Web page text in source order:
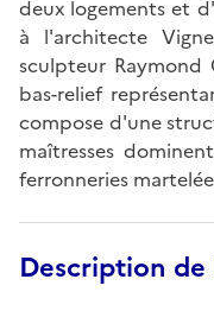
deux logements et
à l'architecte
sculpteur Raymond
bas-relief
compose d'une
maîtresses
ferronneries
Description